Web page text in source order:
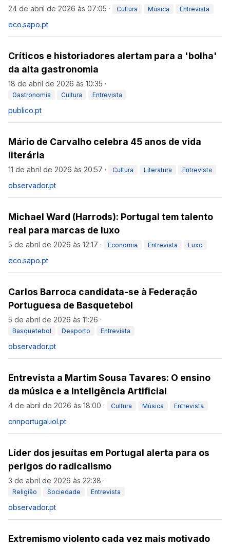
24 de abril de 2026 às 07:05 · Cultura Música Entrevista
eco.sapo.pt
Críticos e historiadores alertam para a 'bolha'
da alta gastronomia
18 de abril de 2026 às 10:35 ·
Gastronomia Cultura Entrevista
publico.pt
Mário de Carvalho celebra 45 anos de vida
literária
11 de abril de 2026 às 20:57 · Cultura Literatura Entrevista
observador.pt
Michael Ward (Harrods): Portugal tem talento
real para marcas de luxo
5 de abril de 2026 às 12:17 · Economia Entrevista Luxo
eco.sapo.pt
Carlos Barroca candidata-se à Federação
Portuguesa de Basquetebol
5 de abril de 2026 às 11:26 ·
Basquetebol Desporto Entrevista
observador.pt
Entrevista a Martim Sousa Tavares: O ensino
da música e a Inteligência Artificial
4 de abril de 2026 às 18:00 · Cultura Música Entrevista
cnnportugal.iol.pt
Líder dos jesuítas em Portugal alerta para os
perigos do radicalismo
3 de abril de 2026 às 22:38 ·
Religião Sociedade Entrevista
observador.pt
Extremismo violento cada vez mais motivado